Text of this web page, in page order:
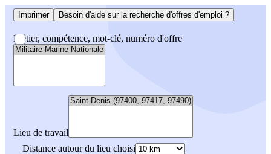
Imprimer Besoin d'aide sur la recherche d'offres d'emploi ?
Métier, compétence, mot-clé, numéro d'offre
Lieu de travail
Distance autour du lieu choisi